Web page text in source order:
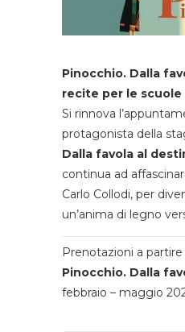
Pinocchio. Dalla
recite per le scuole
Si rinnova
protagonista della
Dalla favola al
continua ad
Carlo Collodi, per
un’anima di legno
Prenotazioni a
Pinocchio. Dalla
febbraio – maggio